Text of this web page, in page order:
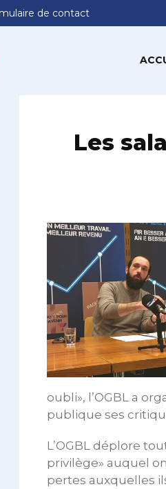
de contact
Les
oubli», l’OGBL a
publique ses
L’OGBL déplore
privilège» auquel
pertes auxquelles